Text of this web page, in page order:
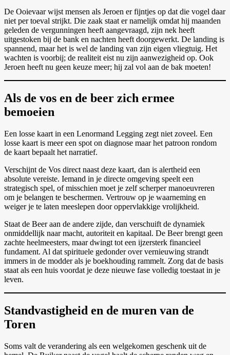
De Ooievaar wijst mensen als Jeroen er fijntjes op dat die vogel daar
niet per toeval strijkt. Die zaak staat er namelijk omdat hij maanden
geleden de vergunningen heeft aangevraagd, zijn nek heeft
uitgestoken bij de bank en nachten heeft doorgewerkt. De landing is
spannend, maar het is wel de landing van zijn eigen vliegtuig. Het
wachten is voorbij; de realiteit eist nu zijn aanwezigheid op. Ook
Jeroen heeft nu geen keuze meer; hij zal vol aan de bak moeten!
Als de vos en de beer zich ermee
bemoeien
Een losse kaart in een Lenormand Legging zegt niet zoveel. Een
losse kaart is meer een spot on diagnose maar het patroon rondom
de kaart bepaalt het narratief.
Verschijnt de Vos direct naast deze kaart, dan is alertheid een
absolute vereiste. Iemand in je directe omgeving speelt een
strategisch spel, of misschien moet je zelf scherper manoeuvreren
om je belangen te beschermen. Vertrouw op je waarneming en
weiger je te laten meeslepen door oppervlakkige vrolijkheid.
Staat de Beer aan de andere zijde, dan verschuift de dynamiek
onmiddellijk naar macht, autoriteit en kapitaal. De Beer brengt geen
zachte heelmeesters, maar dwingt tot een ijzersterk financieel
fundament. Al dat spirituele gedonder over vernieuwing strandt
immers in de modder als je boekhouding rammelt. Zorg dat de basis
staat als een huis voordat je deze nieuwe fase volledig toestaat in je
leven.
Standvastigheid en de muren van de
Toren
Soms valt de verandering als een welgekomen geschenk uit de